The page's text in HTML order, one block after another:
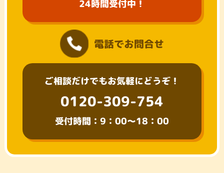
24時間受付中！
電話でお問合せ
ご相談だけでもお気軽にどうぞ！
0120-309-754
受付時間：9：00～18：00